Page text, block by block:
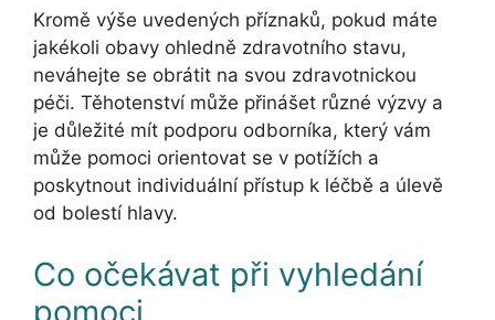
Kromě výše uvedených příznaků, pokud máte
jakékoli obavy ohledně zdravotního stavu,
neváhejte se obrátit na svou zdravotnickou
péči. Těhotenství může přinášet různé výzvy a
je důležité mít podporu odborníka, který vám
může pomoci orientovat se v potížích a
poskytnout individuální přístup k léčbě a úlevě
od bolestí hlavy.
Co očekávat při vyhledání
pomoci